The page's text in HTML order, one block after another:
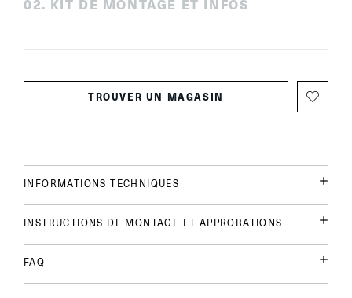
02. KIT DE MONTAGE ET INFOS
TROUVER UN MAGASIN
INFORMATIONS TECHNIQUES
INSTRUCTIONS DE MONTAGE ET APPROBATIONS
FAQ